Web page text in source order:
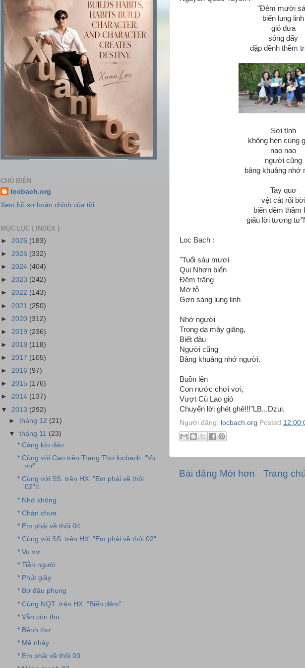
"Đêm mười
biển lung linh
gió đưa
sóng đẩy
dập dềnh thềm
Sợi tình
không hẹn cùng
nao nao
người cũng
bâng khuâng nhớ
Tay quơ
vệt cát rối bời
biển đêm thầm
giấu lời tương
Loc Bach :
"Tuổi sáu mươi
Qui Nhơn biển
Đêm trăng
Mờ tỏ
Gợn sáng lung linh
Nhớ người
Trong dạ mây giăng,
Biết đâu
Người cũng
Bâng khuâng nhớ người.
Buồn lên
Con nước chơi vơi,
Vượt Cù Lao gió
Chuyển lời ghét ghê!!!"LB...Dzui.
Người đăng: locbach.org Posted
Bài đăng Mới hơn Trang
CHỦ BIÊN
locbach.org
Xem hồ sơ hoàn chỉnh của tôi
MỤC LỤC ( INDEX )
► 2026 (183)
► 2025 (332)
► 2024 (404)
► 2023 (242)
► 2022 (143)
► 2021 (250)
► 2020 (312)
► 2019 (236)
► 2018 (118)
► 2017 (105)
► 2016 (97)
► 2015 (176)
► 2014 (137)
▼ 2013 (292)
►tháng 12 (21)
▼tháng 11 (23)
* Càng kín đáo
* Cùng với Cao trên Trang Thơ locbach :"Vu
vơ"
* Cùng với SS. trên HX. "Em phải về thôi
02"tt.
* Nhớ không
* Chán chưa
* Em phải về thôi 04
* Cùng với SS. trên HX. "Em phải về thôi 02"
* Vu vơ
* Tiễn người
* Phút giây
* Bơ đậu phụng
* Cùng NQT. trên HX. "Biển đêm"
* Vẫn còn thu
* Bệnh thơ
* Mê nhảy
* Em phải về thôi 03